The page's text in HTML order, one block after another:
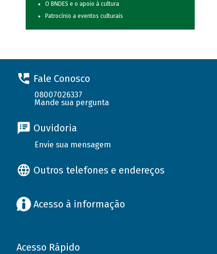
O BNDES e o apoio à cultura
Patrocínio a eventos culturais
Fale Conosco
08007026337
Mande sua pergunta
Ouvidoria
Envie sua mensagem
Outros telefones e endereços
Acesso à informação
Acesso Rápido